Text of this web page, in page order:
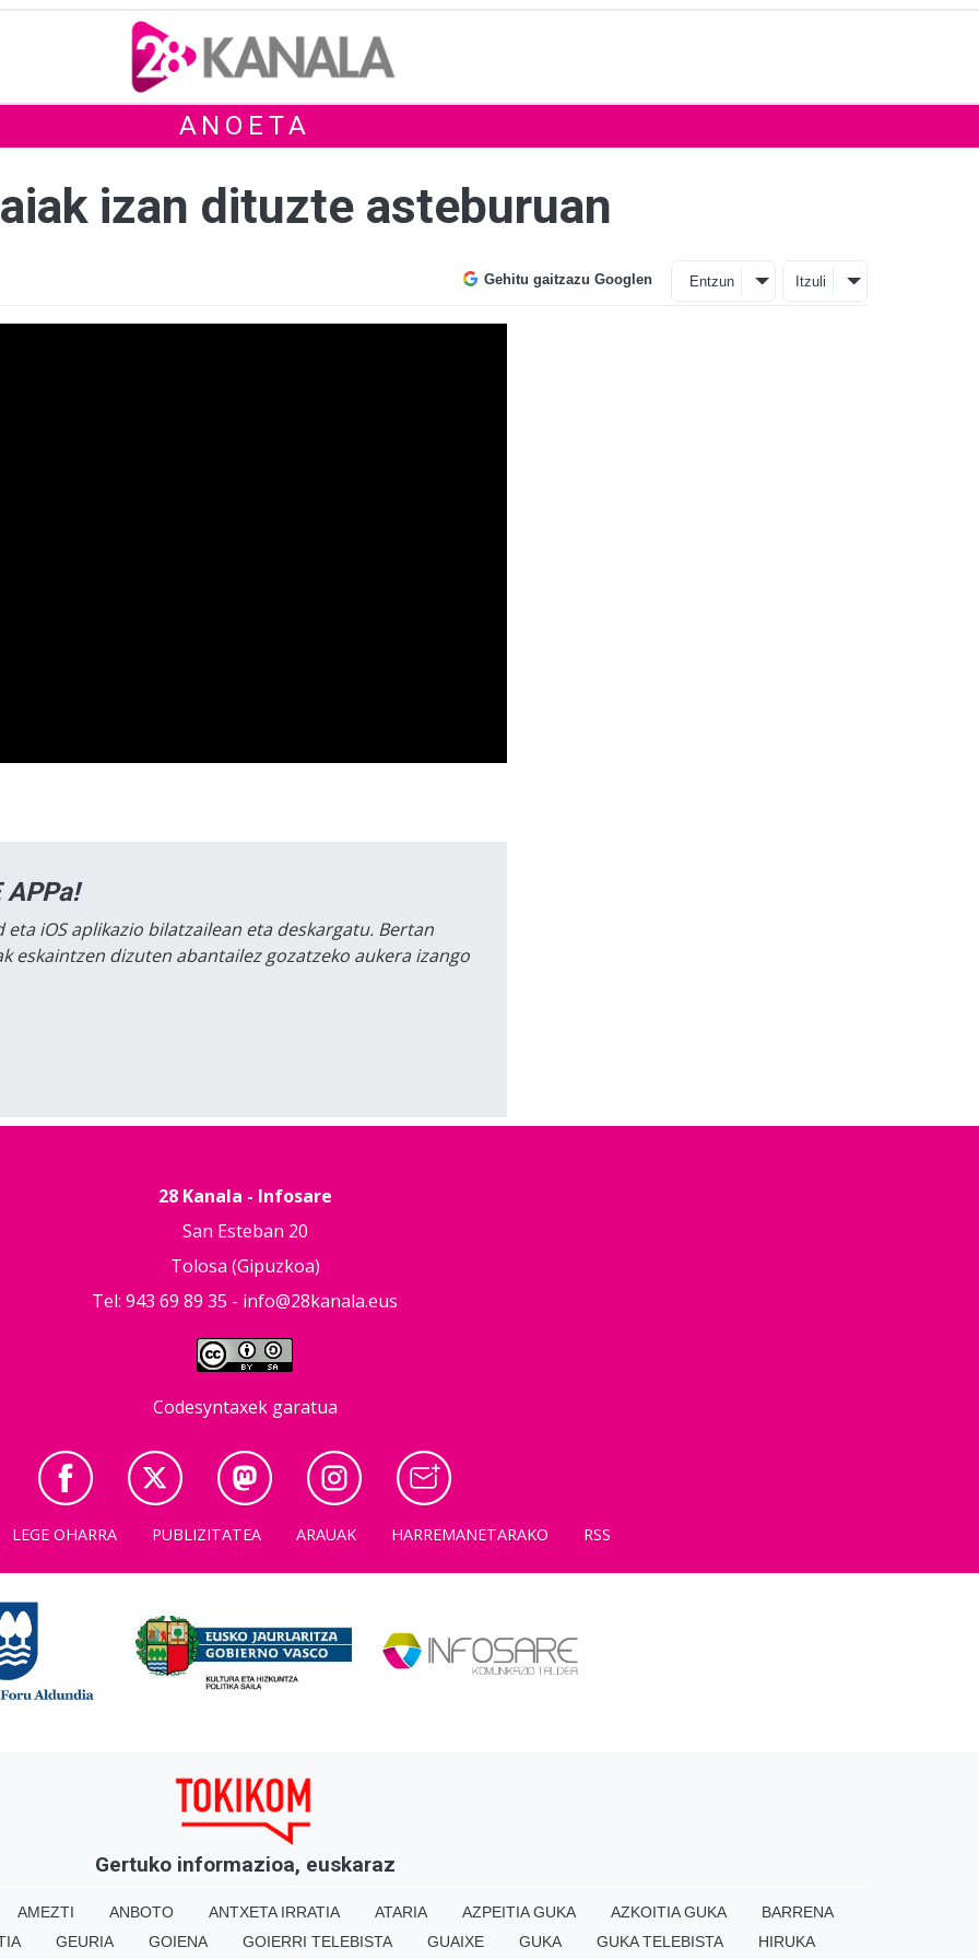
ANOETA
izan dituzte asteburuan
Gehitu gaitzazu Googlen Entzun Itzuli
APPa!
iOS aplikazio bilatzailean eta deskargatu. Bertan
eskaintzen dizuten abantailez gozatzeko aukera izango
28 Kanala - Infosare
San Esteban 20
Tolosa (Gipuzkoa)
Tel: 943 69 89 35 - info@28kanala.eus
Codesyntaxek garatua
LEGE OHARRA PUBLIZITATEA ARAUAK HARREMANETARAKO RSS
Gertuko informazioa, euskaraz
AMEZTI ANBOTO ANTXETA IRRATIA ATARIA AZPEITIA GUKA AZKOITIA GUKA
BARRENA
GEURIA GOIENA GOIERRI TELEBISTA GUAIXE GUKA GUKA TELEBISTA HIRUKA